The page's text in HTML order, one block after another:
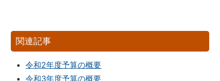
関連記事
令和2年度予算の概要
令和3年度予算の概要